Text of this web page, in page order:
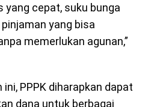
yang cepat, suku bunga
yang bisa
memerlukan agunan,”
PPPK diharapkan dapat
dana untuk berbagai